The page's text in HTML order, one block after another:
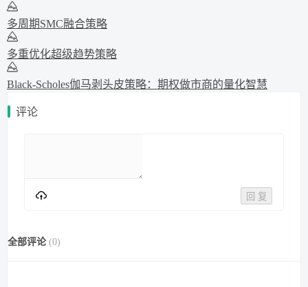
多周期SMC融合策略
多重优化超级趋势策略
Black-Scholes伽马剥头皮策略：期权做市商的量化智慧
评论
回 复
全部评论 (0)